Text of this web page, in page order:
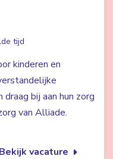
tijd
kinderen en
bij aan hun zorg
van Alliade.
Bekijk vacature